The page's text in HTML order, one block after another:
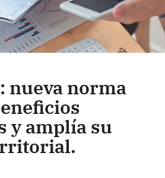
nueva norma
y amplía su